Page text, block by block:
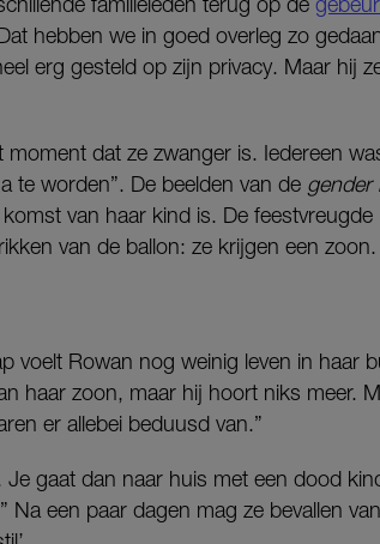
hebben we in goed overleg zo
erg gesteld op zijn privacy. Maar hij
dat ze zwanger is. Iedereen
te worden”. De beelden van de gender
van haar kind is. De
van de ballon: ze krijgen een zoon.
voelt Rowan nog weinig leven in haar
haar zoon, maar hij hoort niks meer.
er allebei beduusd van.”
Je gaat dan naar huis met een dood
een paar dagen mag ze bevallen